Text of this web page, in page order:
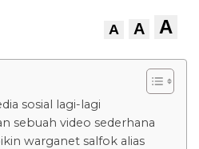
A A A
sosial lagi-lagi
sebuah video sederhana
warganet salfok alias